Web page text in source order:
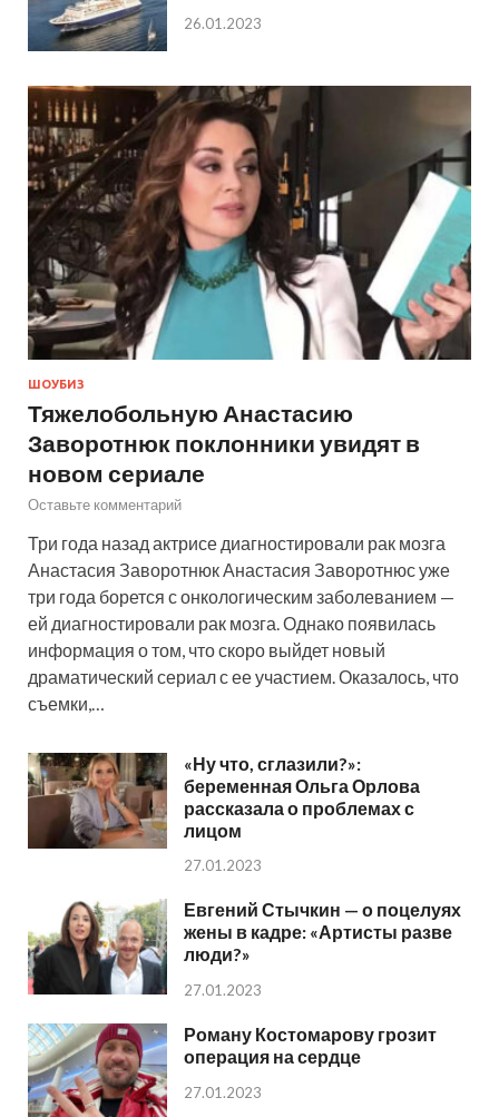
26.01.2023
ШОУБИЗ
Тяжелобольную Анастасию
Заворотнюк поклонники увидят в
новом сериале
Оставьте комментарий
Три года назад актрисе диагностировали рак мозга
Анастасия Заворотнюк Анастасия Заворотнюс уже
три года борется с онкологическим заболеванием —
ей диагностировали рак мозга. Однако появилась
информация о том, что скоро выйдет новый
драматический сериал с ее участием. Оказалось, что
съемки,…
«Ну что, сглазили?»:
беременная Ольга Орлова
рассказала о проблемах с
лицом
27.01.2023
Евгений Стычкин — о поцелуях
жены в кадре: «Артисты разве
люди?»
27.01.2023
Роману Костомарову грозит
операция на сердце
27.01.2023